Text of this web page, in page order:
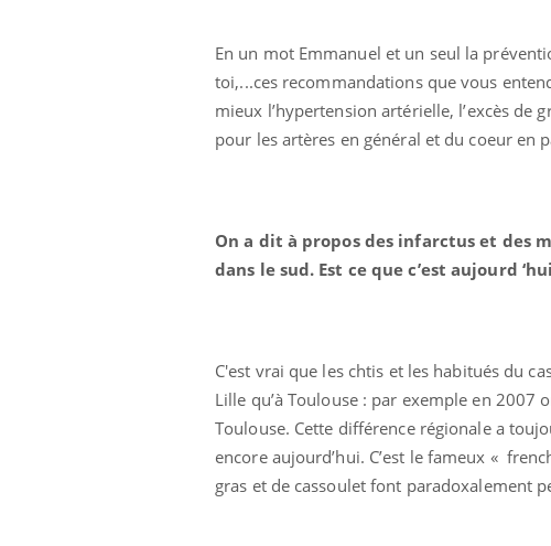
En un mot Emmanuel et un seul la
toi,...ces recommandations que vous
mieux l’hypertension artérielle, l’excès de
pour les artères en général et du coeur en
On a dit à propos des infarctus et des
dans le sud. Est ce que c’est aujourd
C'est vrai que les chtis et les habitués du
Lille qu’à Toulouse : par exemple en 2007
Toulouse. Cette différence régionale a
encore aujourd’hui. C’est le fameux «
gras et de cassoulet font paradoxalement
Youtube
Eczéma
Il y a des
d'autres